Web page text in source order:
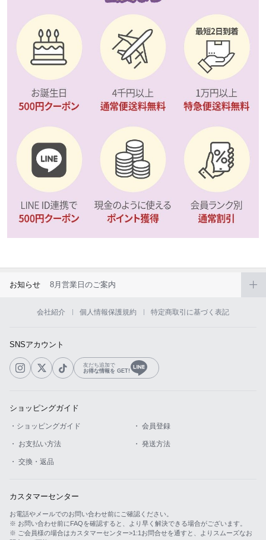
お知らせ 8月営業日のご案内
会社紹介 個人情報保護規約 特定商取引に基づく表記
SNSアカウント
友だち追加で
お得な情報を GET!
ショッピングガイド
・ショッピングガイド ・ 会員登録
・ お支払い方法 ・ 発送方法
・ 交換・返品
カスタマーセンター
お電話やメールでのお問い合わせ前にご確認ください。
※ お問い合わせ前にFAQを確認すると、より早く解決できる場合がございます。
※ ご会員様の場合はカスタマーセンター>1:1お問合せを通すと、よりスムーズなお